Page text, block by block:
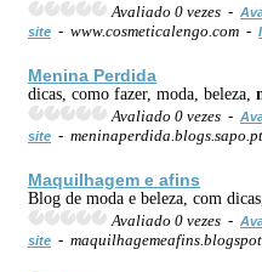
Avaliado 0 vezes -
site - www.cosmeticalengo.com -
Menina Perdida
dicas, como fazer, moda, beleza,
Avaliado 0 vezes -
site -
Maquilhagem e afins
Blog de moda e beleza, com
Avaliado 0 vezes -
site -